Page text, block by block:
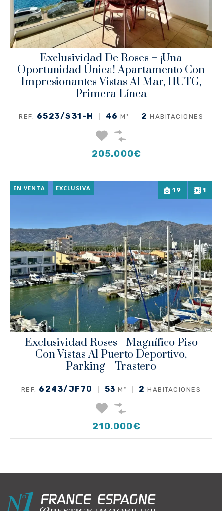
Exclusividad De Roses – ¡Una
Oportunidad Única! Apartamento Con
Impresionantes Vistas Al Mar, HUTG,
Primera Línea
REF. 6523/S31-H 46 M² 2 HABITACIONES
205.000€
19 1
EN VENTA EXCLUSIVA
Exclusividad Roses - Magnífico Piso
Con Vistas Al Puerto Deportivo,
Parking + Trastero
REF. 6243/JF70 53 M² 2 HABITACIONES
210.000€